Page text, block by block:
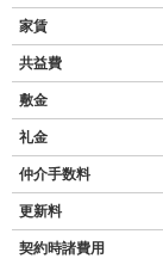
家賃
共益費
敷金
礼金
仲介手数料
更新料
契約時諸費用